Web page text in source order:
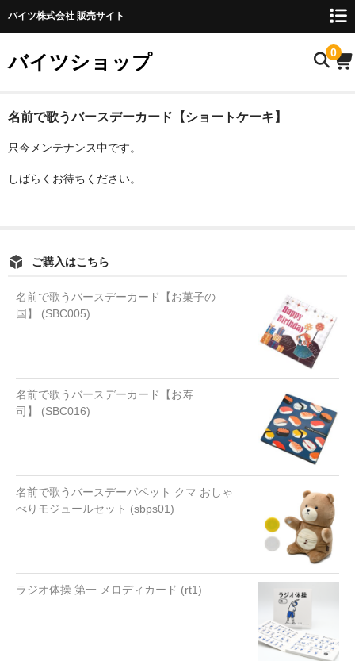
バイツ株式会社 販売サイト
バイツショップ 0
ホーム
商品について
お名前検索
FAQ
名前で歌うバースデーカード【ショートケーキ】
只今メンテナンス中です。
しばらくお待ちください。
ご購入はこちら
名前で歌うバースデーカード【お菓子の
国】 (SBC005)
名前で歌うバースデーカード【お寿
司】 (SBC016)
名前で歌うバースデーパペット クマ おしゃ
べりモジュールセット (sbps01)
ラジオ体操 第一 メロディカード (rt1)